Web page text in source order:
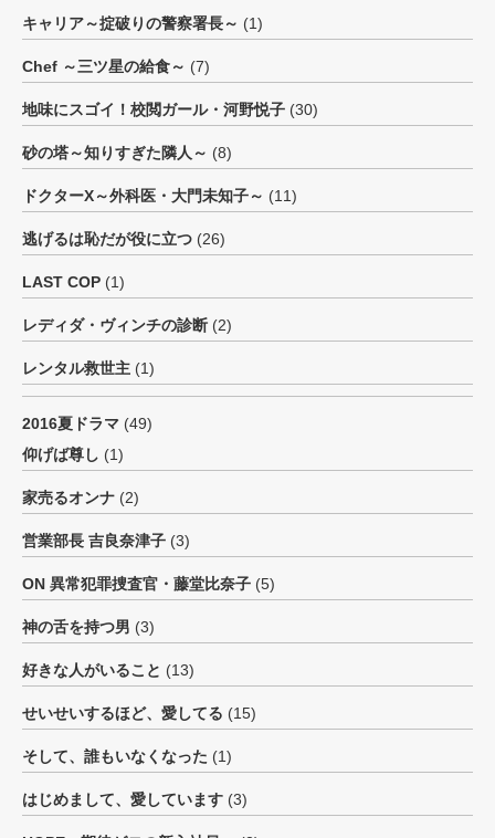
キャリア～掟破りの警察署長～ (1)
Chef ～三ツ星の給食～ (7)
地味にスゴイ！校閲ガール・河野悦子 (30)
砂の塔～知りすぎた隣人～ (8)
ドクターX～外科医・大門未知子～ (11)
逃げるは恥だが役に立つ (26)
LAST COP (1)
レディダ・ヴィンチの診断 (2)
レンタル救世主 (1)
2016夏ドラマ (49)
仰げば尊し (1)
家売るオンナ (2)
営業部長 吉良奈津子 (3)
ON 異常犯罪捜査官・藤堂比奈子 (5)
神の舌を持つ男 (3)
好きな人がいること (13)
せいせいするほど、愛してる (15)
そして、誰もいなくなった (1)
はじめまして、愛しています (3)